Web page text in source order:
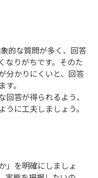
的な質問が多く、回答
なりがちです。そのた
分かりにくいと、回答
。
答が得られるよう、
に工夫しましょう。
」を明確にしましょ